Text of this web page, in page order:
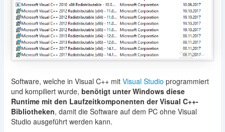
Software, welche in Visual C++ mit Visual Studio programmiert
und kompiliert wurde, benötigt unter Windows diese
Runtime mit den Laufzeitkomponenten der Visual C++-
Bibliotheken, damit die Software auf dem PC ohne Visual
Studio ausgeführt werden kann.